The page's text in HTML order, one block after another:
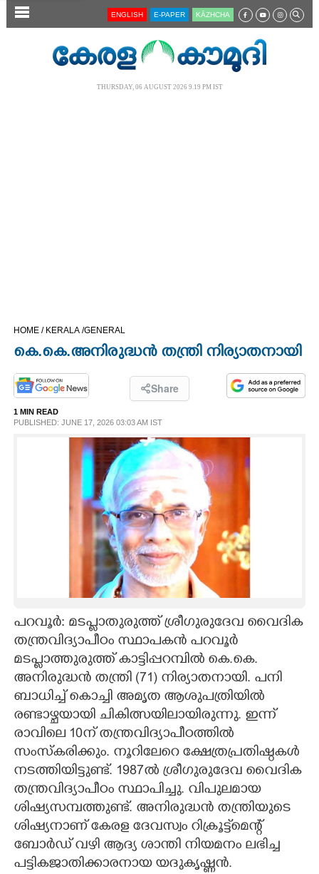
SECTIONS
CINEMA
OPINION
PHOTOS
ASTRO
CARTOONS
LITERATURE
ZOOM
CONTACT US
ENGLISH E-PAPER KĀZHCHA
THURSDAY, 06 AUGUST 2026 9.19 PM IST
HOME / KERALA /GENERAL
കെ.കെ.അനിരുദ്ധൻ തന്ത്രി നിര്യാതനായി
Share
1 MIN READ
PUBLISHED: JUNE 17, 2026 03:03 AM IST
പറവൂർ: മടപ്ളാതുരുത്ത് ശ്രീഗുരുദേവ വൈദിക
തന്ത്രവിദ്യാപീഠം സ്ഥാപകൻ പറവൂർ
മടപ്ളാത്തുരുത്ത് കാട്ടിപ്പറമ്പിൽ കെ.കെ.
അനിരുദ്ധൻ തന്ത്രി (71) നിര്യാതനായി. പനി
ബാധിച്ച് കൊച്ചി അമൃത ആശുപത്രിയിൽ
രണ്ടാഴ്ചയായി ചികിത്സയിലായിരുന്നു. ഇന്ന്
രാവിലെ 10ന് തന്ത്രവിദ്യാപീഠത്തിൽ
സംസ്കരിക്കും. നൂറിലേറെ ക്ഷേത്രപ്രതിഷ്ഠകൾ
നടത്തിയിട്ടുണ്ട്. 1987ൽ ശ്രീഗുരുദേവ വൈദിക
തന്ത്രവിദ്യാപീഠം സ്ഥാപിച്ചു. വിപുലമായ
ശിഷ്യസമ്പത്തുണ്ട്. അനിരുദ്ധൻ തന്ത്രിയുടെ
ശിഷ്യനാണ് കേരള ദേവസ്വം റിക്രൂട്ട്മെന്റ്
ബോർഡ് വഴി ആദ്യ ശാന്തി നിയമനം ലഭിച്ച
പട്ടികജാതിക്കാരനായ യദുകൃഷ്ണൻ.